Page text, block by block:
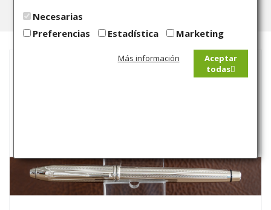
Necesarias
Preferencias
Estadística Marketing
Más información
Aceptar
todas